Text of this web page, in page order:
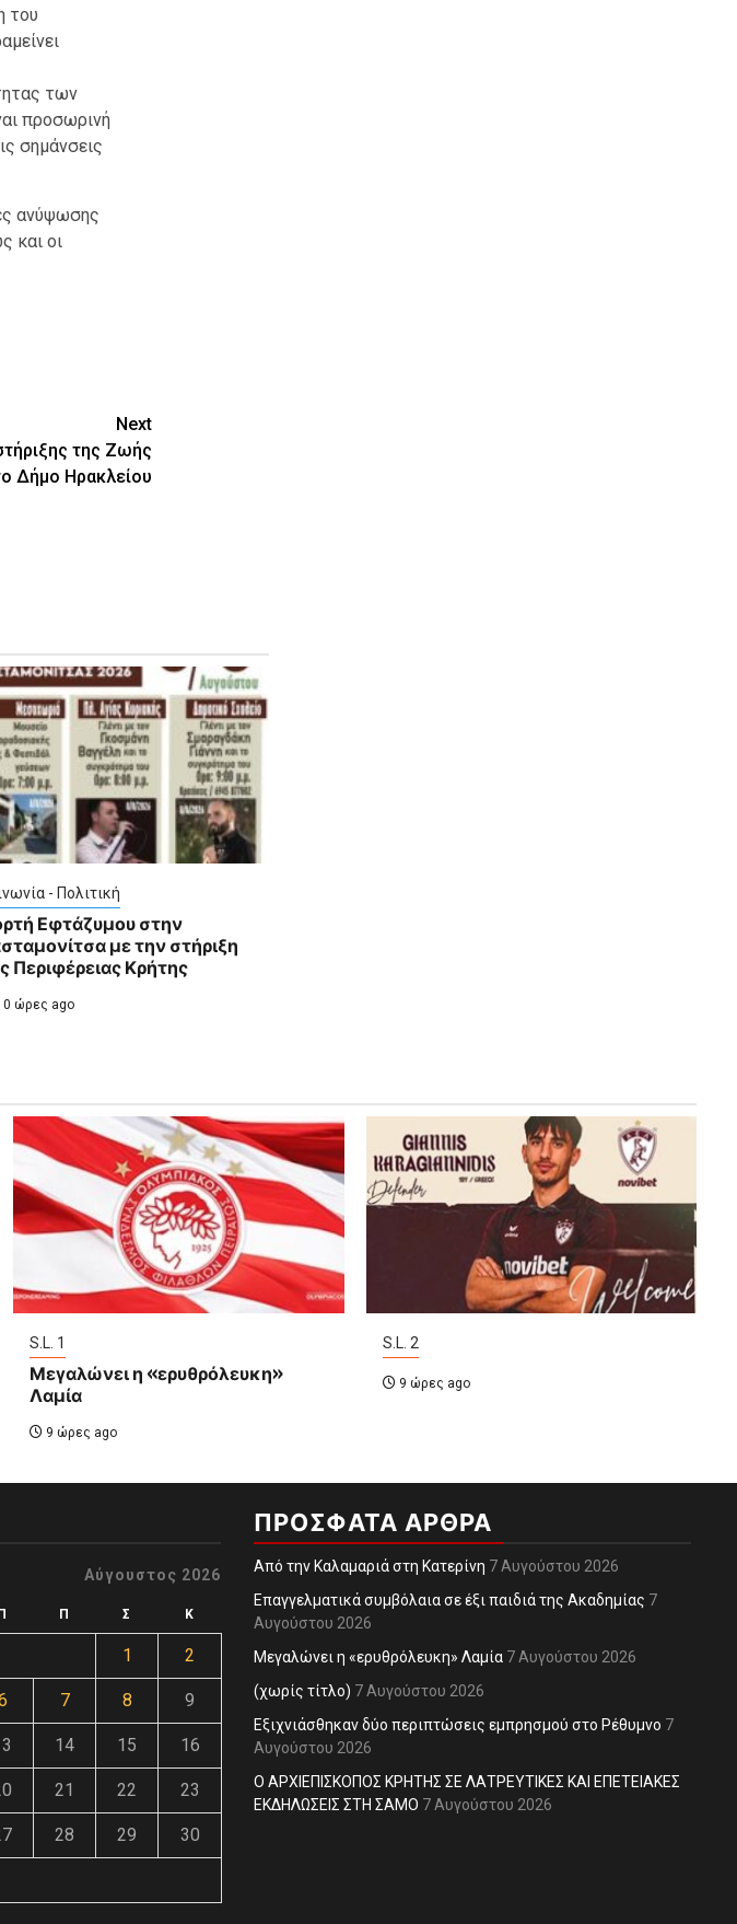
του
των
προσωρινή
σημάνσεις
ανύψωσης
και οι
Next
της Ζωής
Δήμο Ηρακλείου
- Πολιτική
Εφτάζυμου στην
με την στήριξη
Περιφέρειας Κρήτης
ώρες ago
S.L. 1
Μεγαλώνει η «ερυθρόλευκη»
Λαμία
9 ώρες ago
S.L. 2
9 ώρες ago
Αύγουστος 2026
Π Π Σ Κ
1 2
7 8 9
14 15 16
21 22 23
28 29 30
ΠΡΌΣΦΑΤΑ ΆΡΘΡΑ
Από την Καλαμαριά στη Κατερίνη 7 Αυγούστου 2026
Επαγγελματικά συμβόλαια σε έξι παιδιά της Ακαδημίας 7
Αυγούστου 2026
Μεγαλώνει η «ερυθρόλευκη» Λαμία 7 Αυγούστου 2026
(χωρίς τίτλο) 7 Αυγούστου 2026
Εξιχνιάσθηκαν δύο περιπτώσεις εμπρησμού στο Ρέθυμνο 7
Αυγούστου 2026
Ο ΑΡΧΙΕΠΙΣΚΟΠΟΣ ΚΡΗΤΗΣ ΣΕ ΛΑΤΡΕΥΤΙΚΕΣ ΚΑΙ ΕΠΕΤΕΙΑΚΕΣ
ΕΚΔΗΛΩΣΕΙΣ ΣΤΗ ΣΑΜΟ 7 Αυγούστου 2026